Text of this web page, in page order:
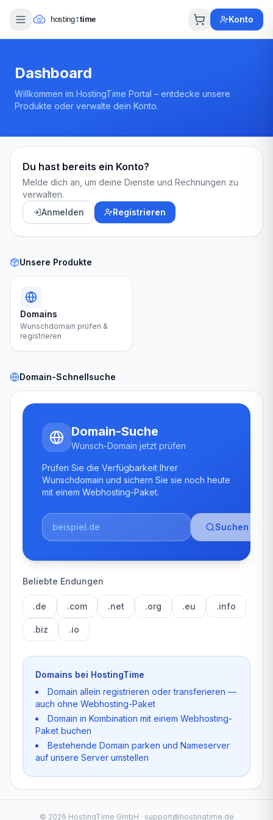
Konto
Dashboard
Willkommen im HostingTime Portal – entdecke unsere
Produkte oder verwalte dein Konto.
Du hast bereits ein Konto?
Melde dich an, um deine Dienste und Rechnungen zu
verwalten.
Anmelden
Registrieren
Unsere Produkte
Domains
Wunschdomain prüfen &
registrieren
Domain-Schnellsuche
Domain-Suche
Wunsch-Domain jetzt prüfen
Prüfen Sie die Verfügbarkeit Ihrer
Wunschdomain und sichern Sie sie noch heute
mit einem Webhosting-Paket.
Suchen
Beliebte Endungen
.de .com .net .org .eu .info
.biz .io
Domains bei HostingTime
Domain allein registrieren oder transferieren —
auch ohne Webhosting-Paket
Domain in Kombination mit einem Webhosting-
Paket buchen
Bestehende Domain parken und Nameserver
auf unsere Server umstellen
© 2026 HostingTime GmbH · support@hostingtime.de